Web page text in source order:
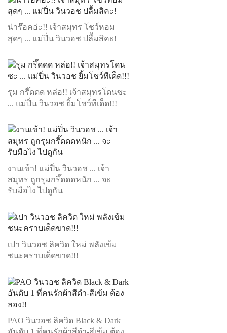
น่าร๊อคอ่ะ!! เจ้าสมุทร โชว์หอม
สุดๆ ... แม่ปิ่น วินวอช ปลื้มสิคะ!
รุม กรี๊ดดด หล่อ!! เจ้าสมุทรโดนซะ
... แม่ปิ่น วินวอช ยิ้มโชว์ทีเด็ด!!!
งานเข้า! แม่ปิ่น วินวอช ... เจ้า
สมุทร ถูกรุมกรี๊ดดดหนัก ... จะ
รับมือไง ไปดูกัน
เปา วินวอช ลิควิด ใหม่ พลังเข้ม
ชนะคราบเด็ดขาด!!!
PAO วินวอช ลิควิด Black & Dark